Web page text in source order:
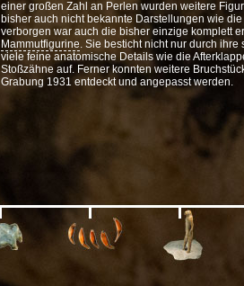
einer großen Zahl an Perlen wurden weitere
bisher auch nicht bekannte Darstellungen wie
verborgen war auch die bisher einzige komplett
Mammutfigurine. Sie besticht nicht nur durch
viele feine anatomische Details wie die
Stoßzähne auf. Ferner konnten weitere
Grabung 1931 entdeckt und angepasst werden.